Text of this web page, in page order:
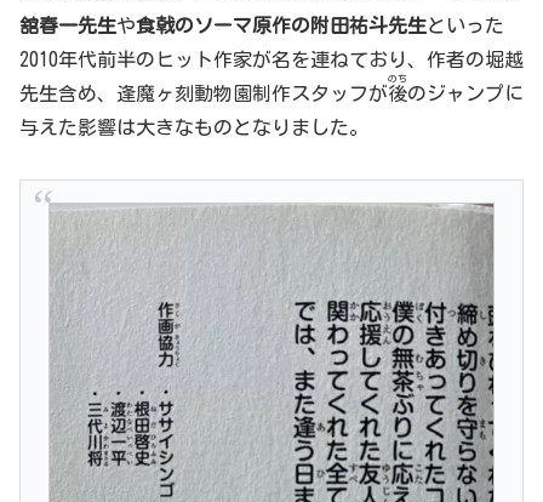
舘春一先生や食戟のソーマ原作の附田祐斗先生といった
2010年代前半のヒット作家が名を連ねており、作者の堀越
先生含め、逢魔ヶ刻動物園制作スタッフが後
のち
のジャンプに
与えた影響は大きなものとなりました。